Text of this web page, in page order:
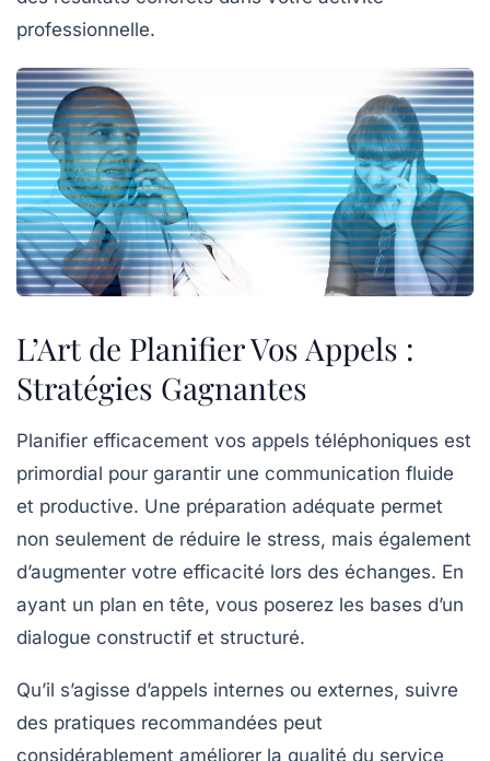
professionnelle.
L’Art de Planifier Vos Appels :
Stratégies Gagnantes
Planifier efficacement vos appels téléphoniques est
primordial pour garantir une communication fluide
et productive. Une préparation adéquate permet
non seulement de réduire le stress, mais également
d’augmenter votre efficacité lors des échanges. En
ayant un plan en tête, vous poserez les bases d’un
dialogue constructif et structuré.
Qu’il s’agisse d’appels internes ou externes, suivre
des pratiques recommandées peut
considérablement améliorer la qualité du service